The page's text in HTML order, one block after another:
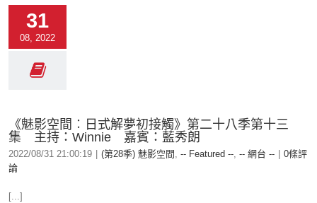
31
08, 2022
《魅影空間︰日式解夢初接觸》第二十八季第十三
集 主持：Winnie 嘉賓：藍秀朗
2022/08/31 21:00:19 (第28季) 魅影空間 , -- Featured --, -- 網台 --
0條評
論
[...]